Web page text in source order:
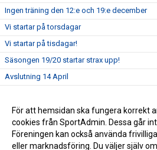
Ingen träning den 12:e och 19:e december
Vi startar på torsdagar
Vi startar på tisdagar!
Säsongen 19/20 startar strax upp!
Avslutning 14 April
Ingen träning 9/12-18
Ingen träning 11/11 2018
För att hemsidan ska fungera korrekt
cookies från SportAdmin. Dessa går
Föreningen kan också använda
eller marknadsföring. Du väljer själv